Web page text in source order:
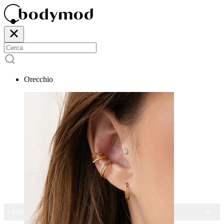
Orecchio
-15% SU TUTTI I GIOIELLI